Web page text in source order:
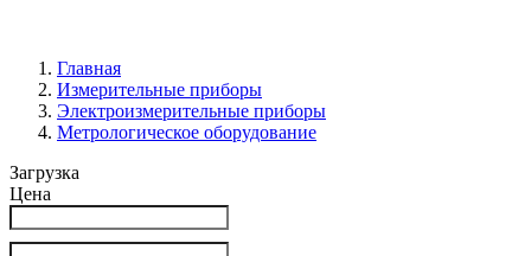
Главная
Измерительные приборы
Электроизмерительные приборы
Метрологическое оборудование
Загрузка
Цена